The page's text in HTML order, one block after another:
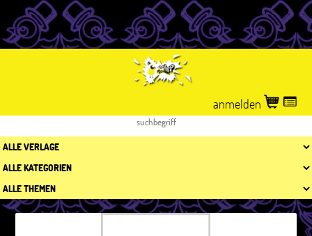
anmelden